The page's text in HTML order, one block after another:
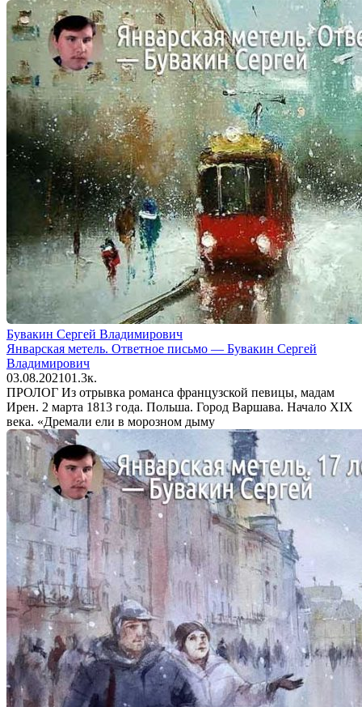
Бувакин Сергей Владимирович
Январская метель. Ответное письмо — Бувакин Сергей
Владимирович
03.08.202101.3к.
ПРОЛОГ Из отрывка романса французской певицы, мадам
Ирен. 2 марта 1813 года. Польша. Город Варшава. Начало XIX
века. «Дремали ели в морозном дыму